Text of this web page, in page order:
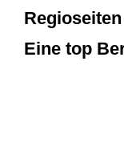
Eine top